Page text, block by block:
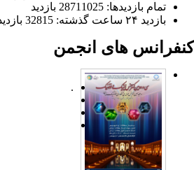
تمام بازدید‌ها: 28711025 بازدید
بازدید ۲۴ ساعت گذشته: 32815 بازدید
کنفرانس های انجمن
.